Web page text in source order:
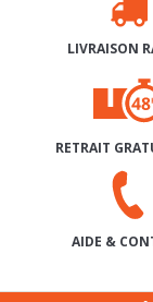
LIVRAISON
RETRAIT
AIDE &
INSCRIPTION